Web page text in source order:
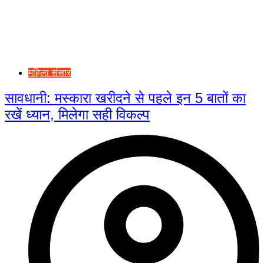
महिला संसार
सावधानी: मस्कारा खरीदने से पहले इन 5 बातों का
रखें ध्यान, मिलेगा सही विकल्प